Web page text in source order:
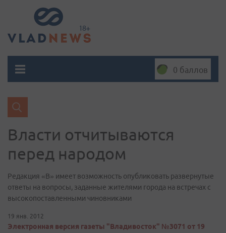
0 баллов
Власти отчитываются
перед народом
Редакция «В» имеет возможность опубликовать развернутые
ответы на вопросы, заданные жителями города на встречах с
высокопоставленными чиновниками
19 янв. 2012
Электронная версия газеты "Владивосток" №3071 от 19